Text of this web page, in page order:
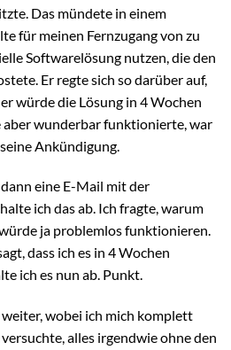
Das mündete in einem
für meinen Fernzugang von zu
Softwarelösung nutzen, die den
Er regte sich so darüber auf,
würde die Lösung in 4 Wochen
aber wunderbar funktionierte, war
Ankündigung.
eine E-Mail mit der
ich das ab. Ich fragte, warum
ja problemlos funktionieren.
dass ich es in 4 Wochen
ich es nun ab. Punkt.
wobei ich mich komplett
alles irgendwie ohne den